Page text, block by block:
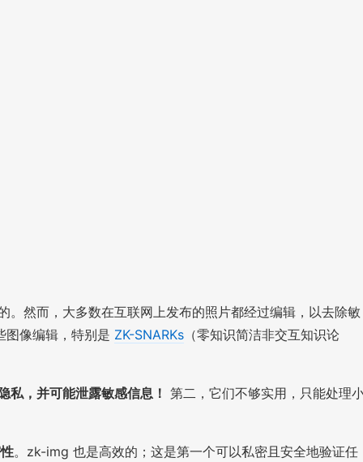
然而，大多数在互联网上发布的照片都经过编辑，以去除敏
图像编辑，特别是 ZK-SNARKs （零知识简洁非交互知识论
私，并可能泄露敏感信息！ 第二，它们不够实用，只能处理
。zk-img 也是高效的；这是第一个可以私密且安全地验证任